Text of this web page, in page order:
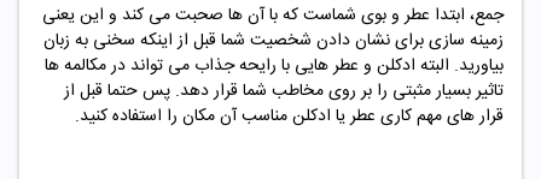
جمع، ابتدا عطر و بوی شماست که با آن ها صحبت می کند و این یعنی
زمینه سازی برای نشان دادن شخصیت شما قبل از اینکه سخنی به زبان
بیاورید. البته ادکلن و عطر هایی با رایحه جذاب می تواند در مکالمه ها
تاثیر بسیار مثبتی را بر روی مخاطب شما قرار دهد. پس حتما قبل از
قرار های مهم کاری عطر یا ادکلن مناسب آن مکان را استفاده کنید.